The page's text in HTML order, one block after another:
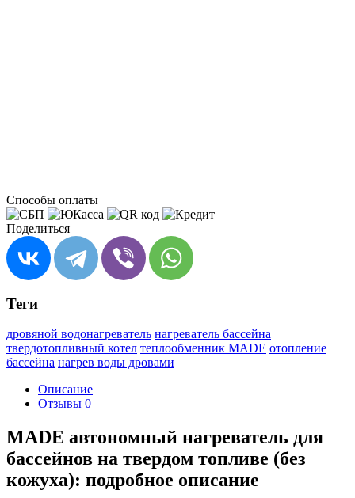
Способы оплаты
Поделиться
Теги
дровяной водонагреватель нагреватель бассейна
твердотопливный котел теплообменник MADE отопление
бассейна нагрев воды дровами
Описание
Отзывы 0
MADE автономный нагреватель для
бассейнов на твердом топливе (без
кожуха): подробное описание